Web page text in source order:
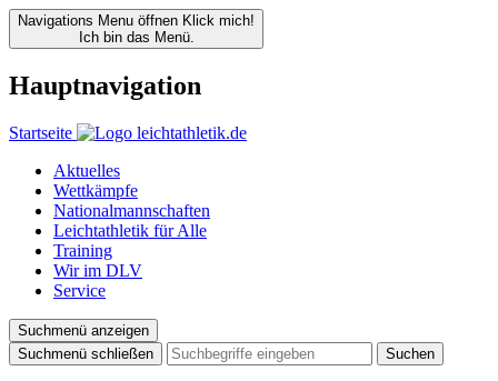
Navigations Menu öffnen Klick mich!
Ich bin das Menü.
Hauptnavigation
Startseite
Aktuelles
Wettkämpfe
Nationalmannschaften
Leichtathletik für Alle
Training
Wir im DLV
Service
Suchmenü anzeigen
Suchmenü schließen
Suchen